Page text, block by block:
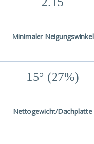
Minimaler Neigungswinkel
15° (27%)
Nettogewicht/Dachplatte